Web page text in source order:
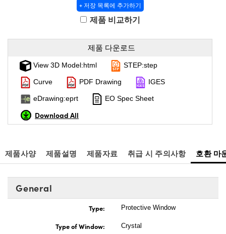
(UFI)
+ 저장 목록에 추가하기
제품 비교하기
제품 다운로드
View 3D Model:html STEP:step
Curve PDF Drawing IGES
eDrawing:eprt EO Spec Sheet
Download All
제품사양 제품설명 제품자료 취급 시 주의사항 호환 마
General
Type: Protective Window
Type of Window: Crystal